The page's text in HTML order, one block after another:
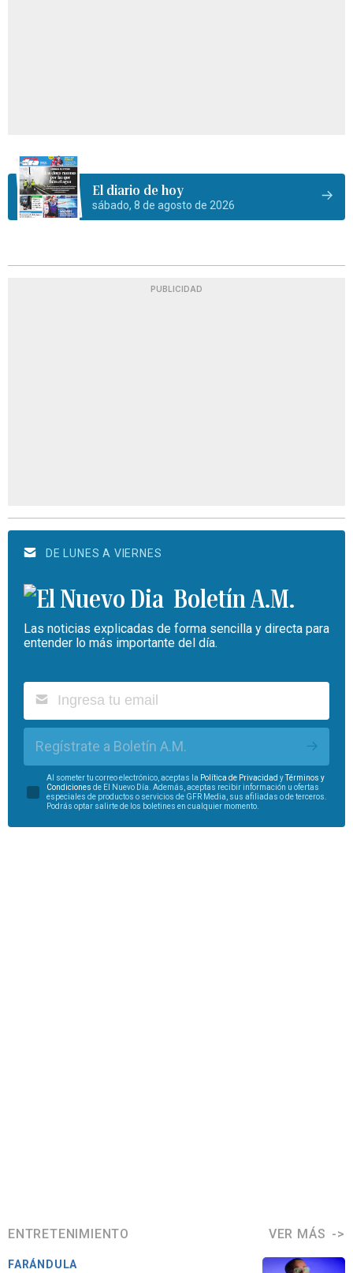
El diario de hoy
sábado, 8 de agosto de 2026
PUBLICIDAD
DE LUNES A VIERNES
Boletín A.M.
Las noticias explicadas de forma sencilla y directa para
entender lo más importante del día.
Regístrate a Boletín A.M.
Al someter tu correo electrónico, aceptas la Política de Privacidad yTérminos y
Condiciones de El Nuevo Día. Además, aceptas recibir información u ofertas
especiales de productos o servicios de GFR Media, sus afiliadas o de terceros.
Podrás optar salirte de los boletines en cualquier momento.
ENTRETENIMIENTO VER MÁS
FARÁNDULA